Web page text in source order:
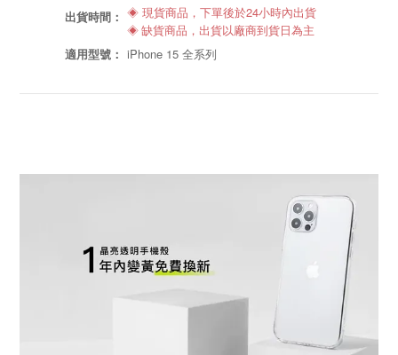
出貨時間： ◈ 現貨商品，下單後於24小時內出貨
◈ 缺貨商品，出貨以廠商到貨日為主
適用型號： iPhone 15 全系列